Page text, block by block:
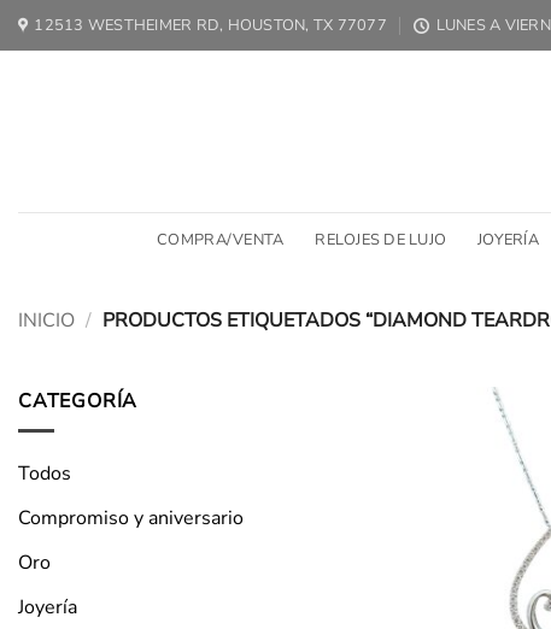
12513 WESTHEIMER RD, HOUSTON, TX 77077 LUNES A
COMPRA/VENTA RELOJES DE LUJO JOYERÍA
INICIO / PRODUCTOS ETIQUETADOS “DIAMOND
CATEGORÍA
Todos
Compromiso y aniversario
Oro
Joyería